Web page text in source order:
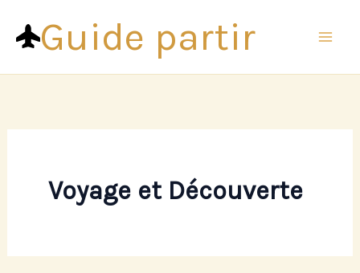
contenuGuide partir
Voyage et Découverte